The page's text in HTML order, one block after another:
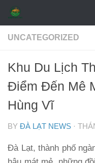
Skip to content
UNCATEGORIZED
Khu Du Lịch
Điểm Đến Mê
Hùng Vĩ
BY ĐÀ LẠT NEWS ·
Đà Lạt, thành phố